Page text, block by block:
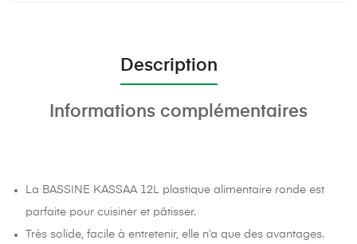
Description
Informations complémentaires
La BASSINE KASSAA 12L plastique alimentaire ronde est
parfaite pour cuisiner et pâtisser.
Très solide, facile à entretenir, elle n’a que des avantages.